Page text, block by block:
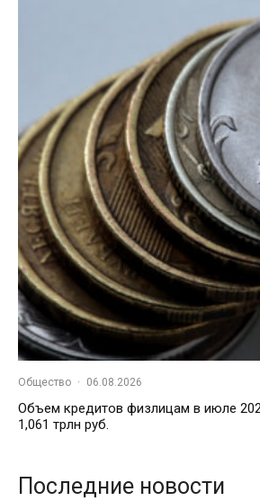
Общество · 06.08.2026
Объем кредитов физлицам в июле
1,061 трлн руб.
Последние новости